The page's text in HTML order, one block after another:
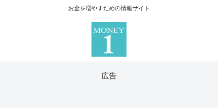
お金を増やすための情報サイト
広告